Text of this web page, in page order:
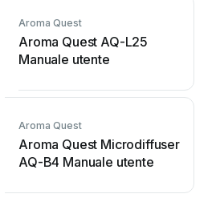
Aroma Quest
Aroma Quest AQ-L25
Manuale utente
Aroma Quest
Aroma Quest Microdiffuser
AQ-B4 Manuale utente